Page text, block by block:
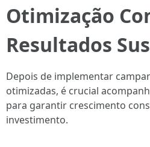
Otimização
Resultados
Depois de implementar
otimizadas, é crucial
para garantir crescimento
investimento.